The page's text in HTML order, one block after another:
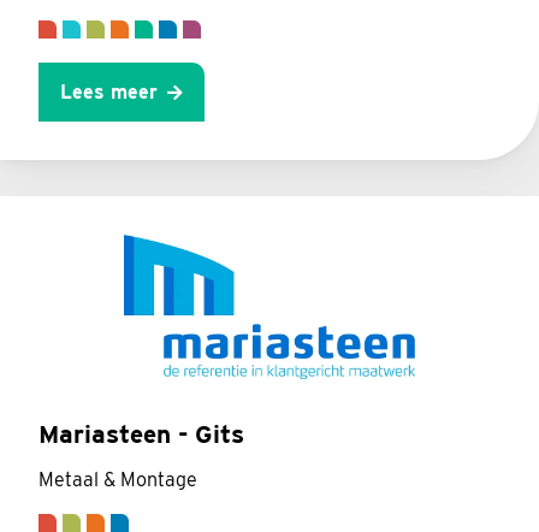
Lees meer
Mariasteen - Gits
Metaal & Montage